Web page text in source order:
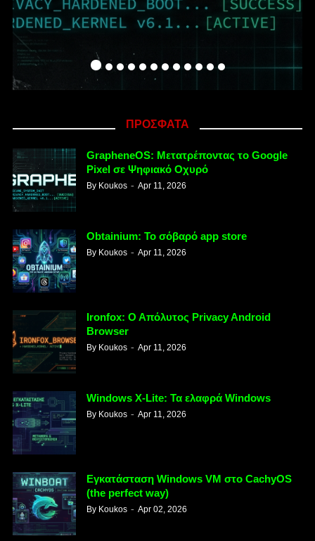
ΠΡΟΣΦΑΤΑ
GrapheneOS: Μετατρέποντας το Google
Pixel σε Ψηφιακό Οχυρό
ByKoukos Apr 11, 2026
Obtainium: Το σόβαρό app store
ByKoukos Apr 11, 2026
Ironfox: Ο Απόλυτος Privacy Android
Browser
ByKoukos Apr 11, 2026
Windows X-Lite: Τα ελαφρά Windows
ByKoukos Apr 11, 2026
Εγκατάσταση Windows VM στο CachyOS
(the perfect way)
ByKoukos Apr 02, 2026